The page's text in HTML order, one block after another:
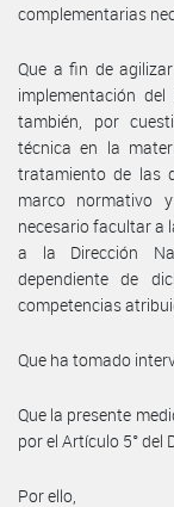
complementarias
Que a fin de
implementación
también, por
técnica en la
tratamiento de las
marco normativo
necesario facultar a
a la Dirección
dependiente de
competencias
Que ha tomado
Que la presente
por el Artículo 5° del
Por ello,